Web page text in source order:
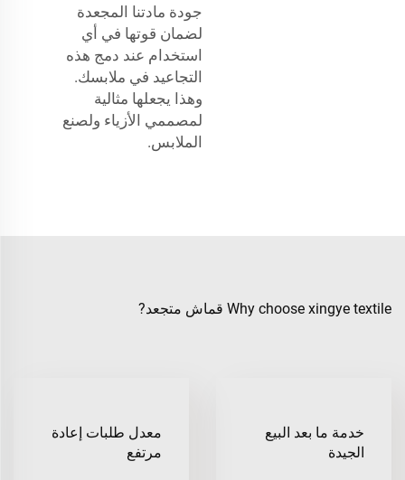
جودة مادتنا المجعدة
لضمان قوتها في أي
استخدام عند دمج هذه
التجاعيد في ملابسك.
وهذا يجعلها مثالية
لمصممي الأزياء ولصنع
الملابس.
Why choose xingye textile قماش متجعد?
خدمة ما بعد البيع
الجيدة
معدل طلبات إعادة
مرتفع